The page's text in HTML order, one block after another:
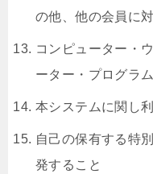
の他、他の会員に
コンピューター・
ーター・プログラ
本システムに関し
自己の保有する特
発すること